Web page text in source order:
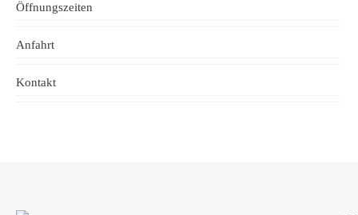
Öffnungszeiten
Anfahrt
Kontakt